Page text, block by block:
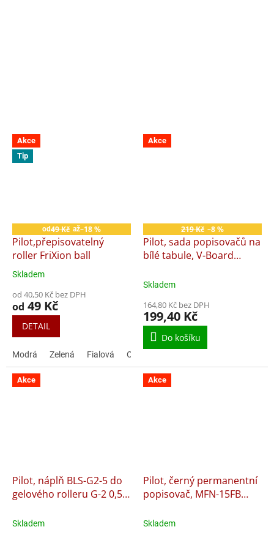
Akce
Tip
od49 Kč až–18 %
Pilot,přepisovatelný
roller FriXion ball
Průměrné
produktu
je
4,6
hvězdiček.
Skladem
od 40,50 Kč bez DPH
od 49 Kč
DETAIL
Modrá Zelená Fialová Oranžová
Akce
219 Kč –8 %
Pilot, sada popisovačů na
bílé tabule, V-Board
Skladem
164,80 Kč bez DPH
199,40 Kč
Do košíku
Akce
Pilot, náplň BLS-G2-5 do
gelového rolleru G-2 0,5 a
Skladem
Akce
Pilot, černý permanentní
popisovač, MFN-15FB
Skladem